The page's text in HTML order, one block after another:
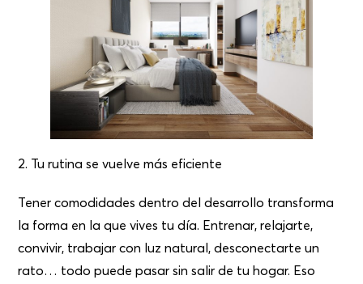
2. Tu rutina se vuelve más eficiente
Tener comodidades dentro del desarrollo transforma
la forma en la que vives tu día. Entrenar, relajarte,
convivir, trabajar con luz natural, desconectarte un
rato… todo puede pasar sin salir de tu hogar. Eso